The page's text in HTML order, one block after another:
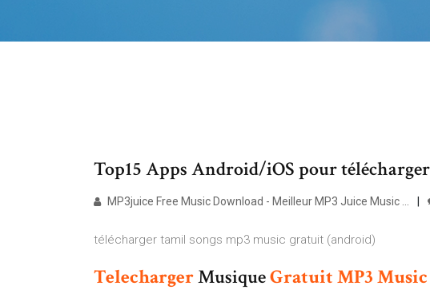
Top15 Apps Android/iOS pour
MP3juice Free Music Download - Meilleur MP3 Juice Music ...
télécharger tamil songs mp3 music gratuit (android)
TelechargerMusiqueGratuitMP3Music